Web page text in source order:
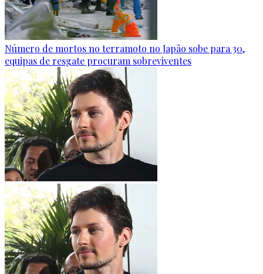
Número de mortos no terramoto no Japão sobe para 30,
equipas de resgate procuram sobreviventes